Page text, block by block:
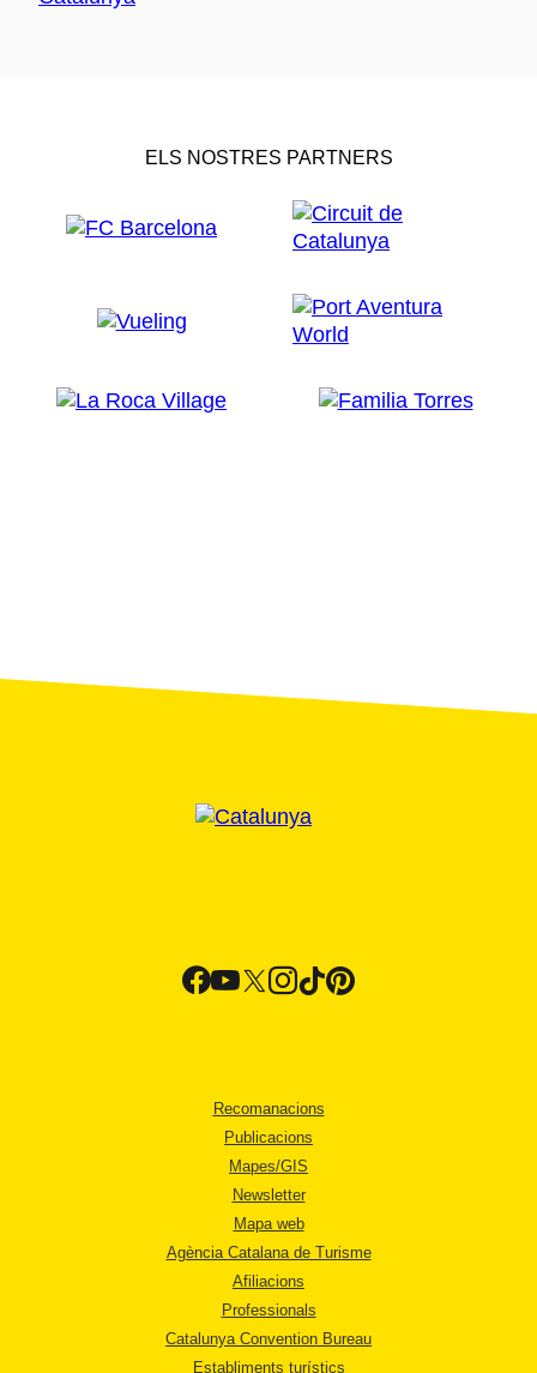
ELS NOSTRES PARTNERS
Recomanacions
Publicacions
Mapes/GIS
Newsletter
Mapa web
Agència Catalana de Turisme
Afiliacions
Professionals
Catalunya Convention Bureau
Establiments turístics